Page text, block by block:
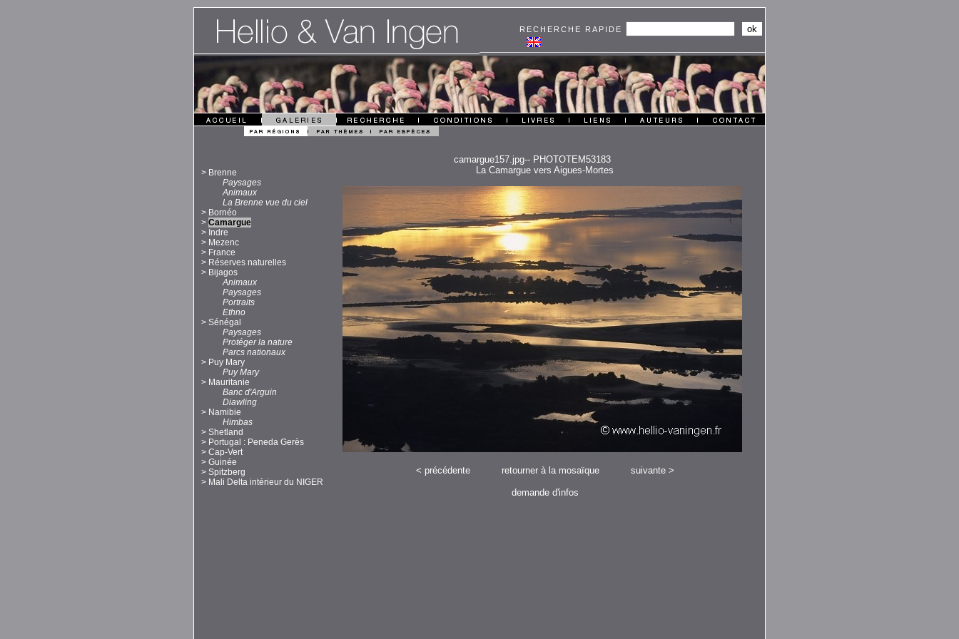
RECHERCHE RAPIDE
camargue157.jpg-- PHOTOTEM53183
> Brenne
Paysages
Animaux
La Brenne vue du ciel
> Bornéo
> Camargue
> Indre
> Mezenc
> France
> Réserves naturelles
> Bijagos
Animaux
Paysages
Portraits
Ethno
> Sénégal
Paysages
Protéger la nature
Parcs nationaux
> Puy Mary
Puy Mary
> Mauritanie
Banc d'Arguin
Diawling
> Namibie
Himbas
> Shetland
> Portugal : Peneda Gerès
> Cap-Vert
> Guinée
> Spitzberg
> Mali Delta intérieur du NIGER
La Camargue vers Aigues-Mortes
< précédente retourner à la mosaïque suivante>
demande d'infos